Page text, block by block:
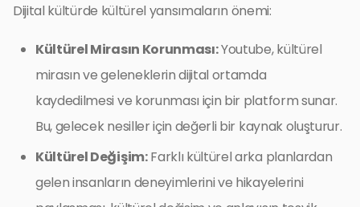
Dijital kültürde kültürel yansımaların önemi:
Kültürel Mirasın Korunması:Youtube, kültürel
mirasın ve geleneklerin dijital ortamda
kaydedilmesi ve korunması için bir platform sunar.
Bu, gelecek nesiller için değerli bir kaynak oluşturur.
Kültürel Değişim:Farklı kültürel arka planlardan
gelen insanların deneyimlerini ve hikayelerini